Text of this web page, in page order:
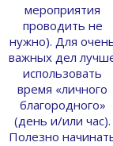
мероприятия
проводить не
нужно). Для
важных дел
использовать
время «личного
благородного»
(день и/или час).
Полезно